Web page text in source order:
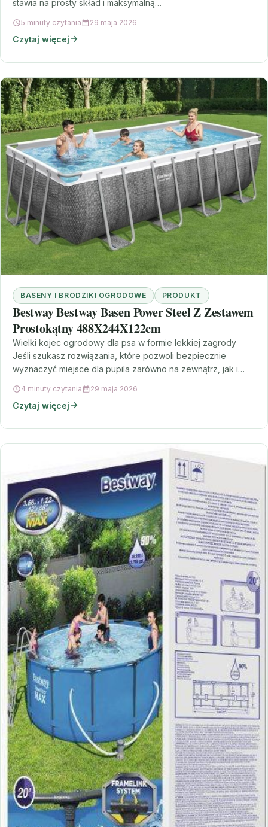
stawia na prosty skład i maksymalną…
5 minuty czytania 29 maja 2026
Czytaj więcej
BASENY I BRODZIKI OGRODOWE PRODUKT
Bestway Bestway Basen Power Steel Z Zestawem
Prostokątny 488X244X122cm
Wielki kojec ogrodowy dla psa w formie lekkiej zagrody
Jeśli szukasz rozwiązania, które pozwoli bezpiecznie
wyznaczyć miejsce dla pupila zarówno na zewnątrz, jak i…
4 minuty czytania 29 maja 2026
Czytaj więcej